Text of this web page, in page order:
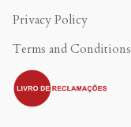
Privacy Policy
Terms and Conditions
.